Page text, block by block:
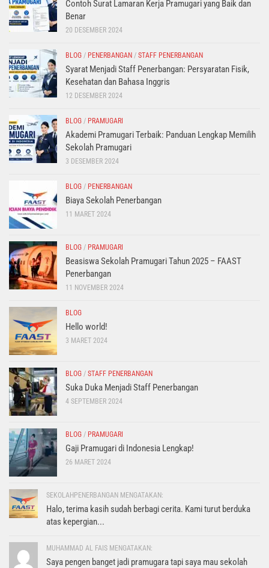
Contoh Surat Lamaran Kerja Pramugari yang Baik dan
Benar
20 DESEMBER 2024
BLOG / PENERBANGAN / STAFF PENERBANGAN
Syarat Menjadi Staff Penerbangan: Persyaratan Fisik,
Kesehatan dan Bahasa Inggris
12 DESEMBER 2024
BLOG / PRAMUGARI
Akademi Pramugari Terbaik: Panduan Lengkap Memilih
Sekolah Pramugari
3 DESEMBER 2024
BLOG / PENERBANGAN
Biaya Sekolah Penerbangan
11 MARET 2024
BLOG / PRAMUGARI
Beasiswa Sekolah Pramugari Tahun 2025 – FAAST
Penerbangan
11 NOVEMBER 2024
BLOG
Hello world!
3 MARET 2024
BLOG / STAFF PENERBANGAN
Suka Duka Menjadi Staff Penerbangan
4 SEPTEMBER 2024
BLOG / PRAMUGARI
Gaji Pramugari di Indonesia Lengkap!
26 MARET 2024
SEKOLAHPENERBANGAN MENGATAKAN:
Halo, terima kasih sudah berbagi cerita. Kami turut berduka
atas kepergian...
MUHAMMAD AL FAIS MENGATAKAN:
Saya pengen banget jadi pramugara tapi saya mau sekolah